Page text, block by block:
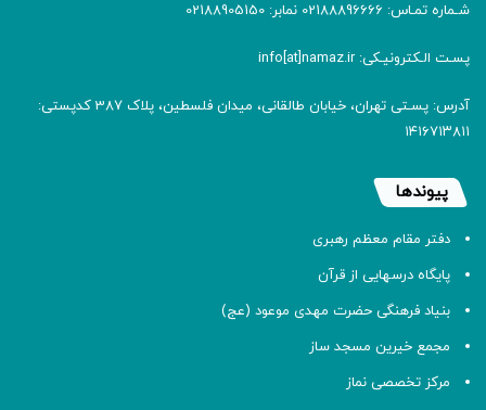
شـماره تمـاس: 02188896666 نمابر: 02188905150
پسـت الـکترونیـکی: info[at]namaz.ir
آدرس: پسـتی تهران، خیابان طالقانی، میدان فلسطین، پلاک 387 کدپستی:
۱۴۱۶۷۱۳۸۱۱
پیوندها
دفتر مقام معظم رهبری
پایگاه درسهایی از قرآن
بنیاد فرهنگی حضرت مهدی موعود (عج)
مجمع خیرین مسجد ساز
مرکز تخصصی نماز